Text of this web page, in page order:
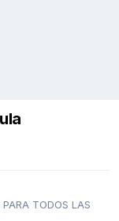
TODOS LAS